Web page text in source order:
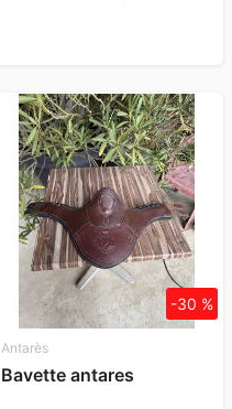
Antarès
Bavette antares
-30 %